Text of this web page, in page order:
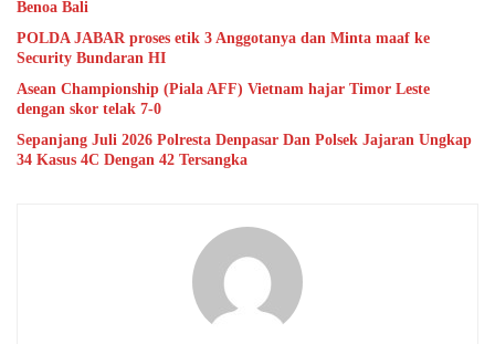
Benoa Bali
POLDA JABAR proses etik 3 Anggotanya dan Minta maaf ke
Security Bundaran HI
Asean Championship (Piala AFF) Vietnam hajar Timor Leste
dengan skor telak 7-0
Sepanjang Juli 2026 Polresta Denpasar Dan Polsek Jajaran Ungkap
34 Kasus 4C Dengan 42 Tersangka